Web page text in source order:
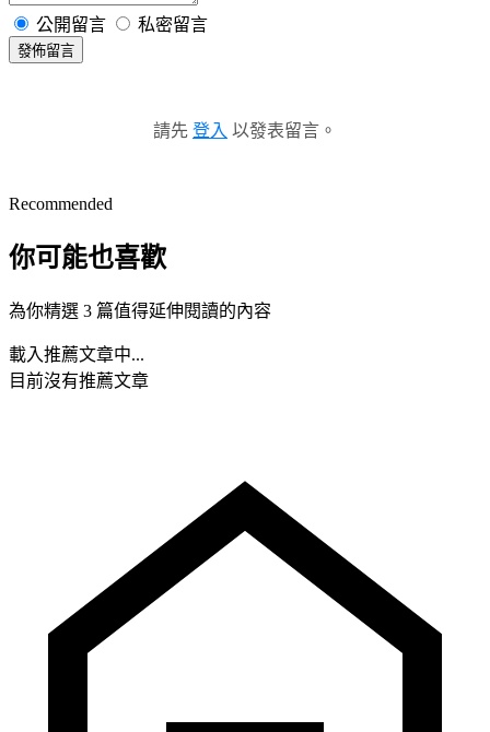
公開留言 私密留言
發佈留言
請先 登入 以發表留言。
Recommended
你可能也喜歡
為你精選 3 篇值得延伸閱讀的內容
載入推薦文章中...
目前沒有推薦文章